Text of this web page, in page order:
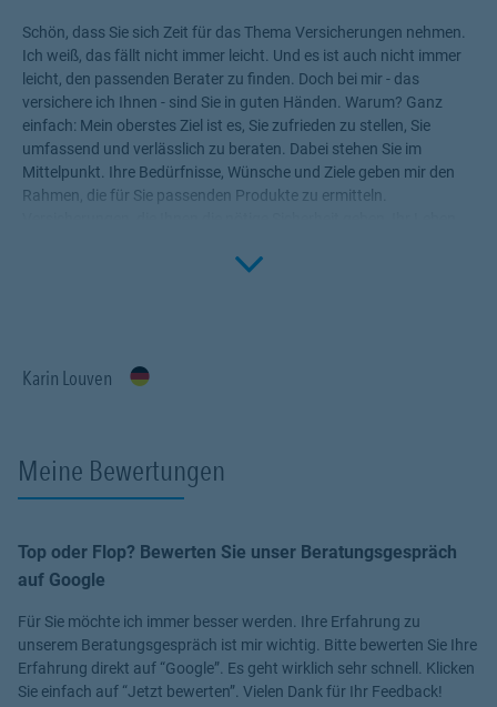
Schön, dass Sie sich Zeit für das Thema Versicherungen nehmen.
Ich weiß, das fällt nicht immer leicht. Und es ist auch nicht immer
leicht, den passenden Berater zu finden. Doch bei mir - das
versichere ich Ihnen - sind Sie in guten Händen. Warum? Ganz
einfach: Mein oberstes Ziel ist es, Sie zufrieden zu stellen, Sie
umfassend und verlässlich zu beraten. Dabei stehen Sie im
Mittelpunkt. Ihre Bedürfnisse, Wünsche und Ziele geben mir den
Rahmen, die für Sie passenden Produkte zu ermitteln.
Fachwissen, meiner Begeisterung für alle Fragen rund um das
Click to
Karin Louven
Meine Bewertungen
Top oder Flop? Bewerten Sie unser Beratungsgespräch
auf Google
Für Sie möchte ich immer besser werden. Ihre Erfahrung zu
unserem Beratungsgespräch ist mir wichtig. Bitte bewerten Sie Ihre
Erfahrung direkt auf “Google”. Es geht wirklich sehr schnell. Klicken
Sie einfach auf “Jetzt bewerten”. Vielen Dank für Ihr Feedback!